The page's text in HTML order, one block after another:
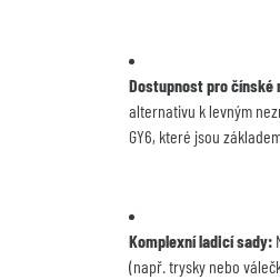
Dostupnost pro čínské
alternativu k levným
GY6, které jsou
Komplexní ladicí sady:
(např. trysky nebo